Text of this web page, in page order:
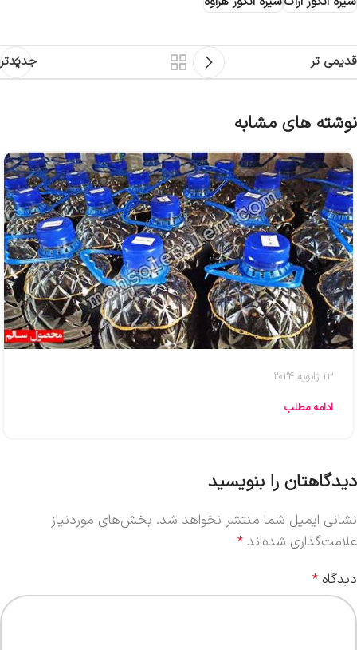
جدیدتر قدیمی تر
نوشته های مشابه
13 ژانویه 2024
ادامه مطلب
دیدگاهتان را بنویسید
نشانی ایمیل شما منتشر نخواهد شد. بخش‌های موردنیاز
علامت‌گذاری شده‌اند *
دیدگاه *